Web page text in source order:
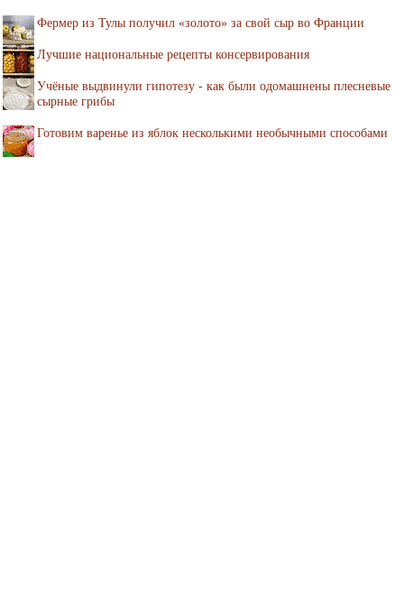
Фермер из Тулы получил «золото» за свой сыр во Франции
Лучшие национальные рецепты консервирования
Учёные выдвинули гипотезу - как были одомашнены плесневые
сырные грибы
Готовим варенье из яблок несколькими необычными способами